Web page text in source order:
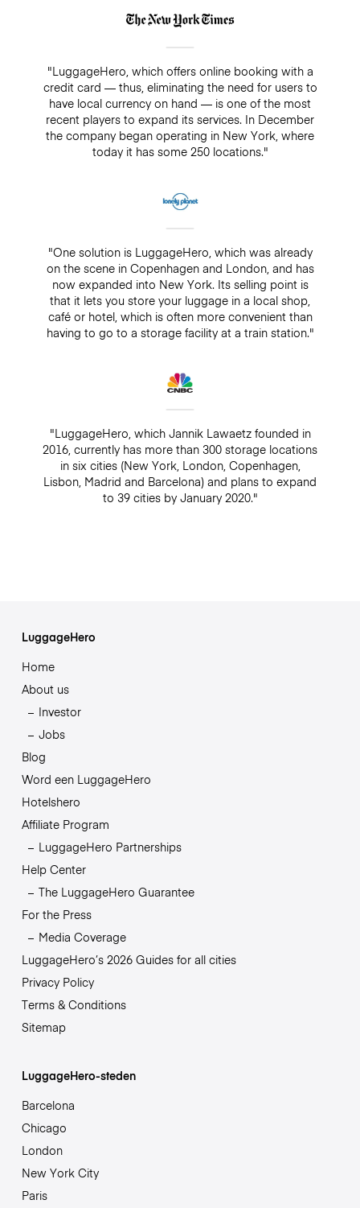
"LuggageHero, which offers online booking with a
credit card — thus, eliminating the need for users to
have local currency on hand — is one of the most
recent players to expand its services. In December
the company began operating in New York, where
today it has some 250 locations."
"One solution is LuggageHero, which was already
on the scene in Copenhagen and London, and has
now expanded into New York. Its selling point is
that it lets you store your luggage in a local shop,
café or hotel, which is often more convenient than
having to go to a storage facility at a train station."
"LuggageHero, which Jannik Lawaetz founded in
2016, currently has more than 300 storage locations
in six cities (New York, London, Copenhagen,
Lisbon, Madrid and Barcelona) and plans to expand
to 39 cities by January 2020."
LuggageHero
Home
About us
Investor
Jobs
Blog
Word een LuggageHero
Hotelshero
Affiliate Program
LuggageHero Partnerships
Help Center
The LuggageHero Guarantee
For the Press
Media Coverage
LuggageHero’s 2026 Guides for all cities
Privacy Policy
Terms & Conditions
Sitemap
LuggageHero-steden
Barcelona
Chicago
London
New York City
Paris